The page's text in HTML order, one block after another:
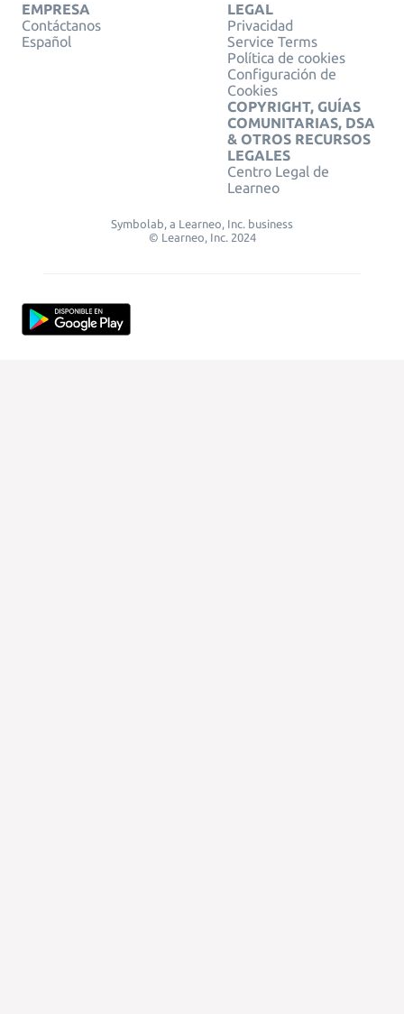
EMPRESA
Contáctanos
Español
LEGAL
Privacidad
Service Terms
Política de cookies
Configuración de
Cookies
COPYRIGHT, GUÍAS
COMUNITARIAS, DSA
& OTROS RECURSOS
LEGALES
Centro Legal de
Learneo
Symbolab, a Learneo, Inc. business
© Learneo, Inc. 2024